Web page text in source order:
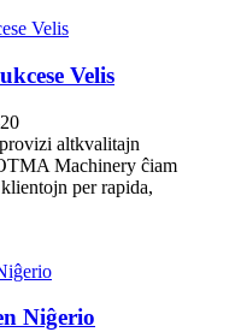
Velis
altkvalitajn
Machinery ĉiam
per rapida,
Niĝerio